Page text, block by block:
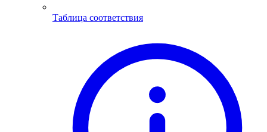
Таблица соответствия